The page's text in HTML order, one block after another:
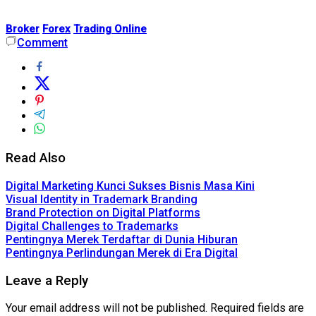
Broker Forex Trading Online
Comment
Read Also
Digital Marketing Kunci Sukses Bisnis Masa Kini
Visual Identity in Trademark Branding
Brand Protection on Digital Platforms
Digital Challenges to Trademarks
Pentingnya Merek Terdaftar di Dunia Hiburan
Pentingnya Perlindungan Merek di Era Digital
Leave a Reply
Your email address will not be published. Required fields are